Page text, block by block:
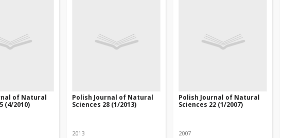
of Natural
(4/2010)
Polish Journal of Natural
Sciences 28 (1/2013)
2013
Polish Journal of Natural
Sciences 22 (1/2007)
2007